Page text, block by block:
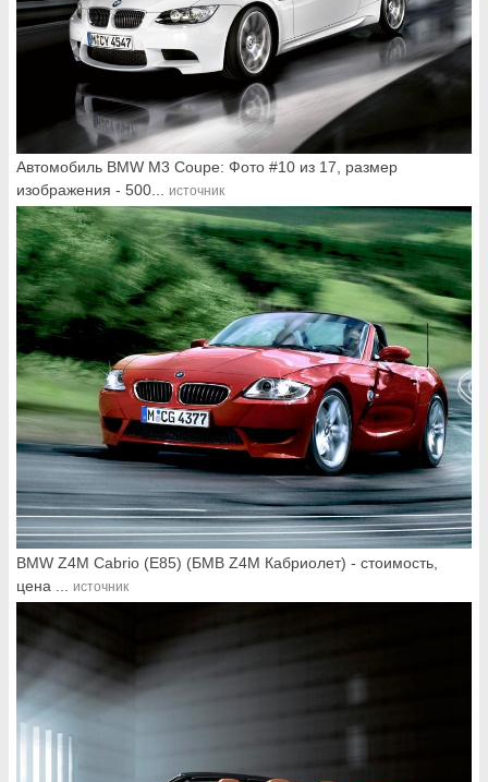
Автомобиль BMW M3 Coupe: Фото #10 из 17, размер
изображения - 500...
источник
BMW Z4M Cabrio (E85) (БМВ Z4M Кабриолет) - стоимость,
цена ...
источник